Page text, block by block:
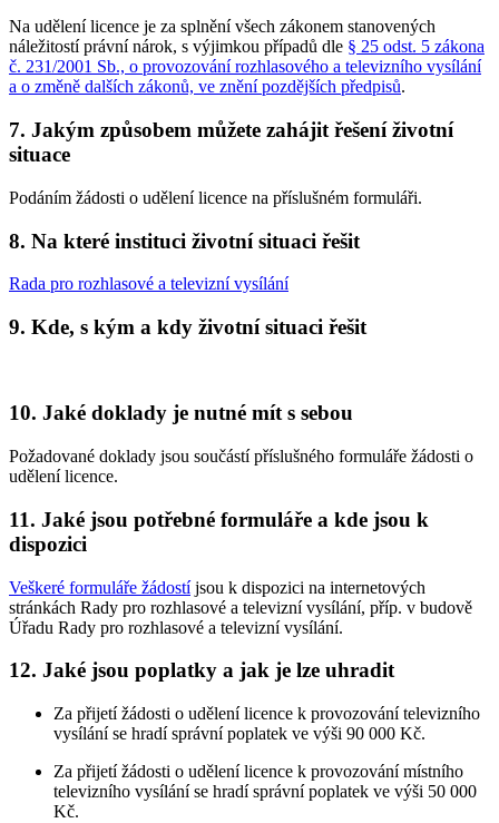
Na udělení licence je za splnění všech zákonem stanovených
náležitostí právní nárok, s výjimkou případů dle § 25 odst. 5 zákona
č. 231/2001 Sb., o provozování rozhlasového a televizního vysílání
a o změně dalších zákonů, ve znění pozdějších předpisů.
7. Jakým způsobem můžete zahájit řešení životní
situace
Podáním žádosti o udělení licence na příslušném formuláři.
8. Na které instituci životní situaci řešit
Rada pro rozhlasové a televizní vysílání
9. Kde, s kým a kdy životní situaci řešit
10. Jaké doklady je nutné mít s sebou
Požadované doklady jsou součástí příslušného formuláře žádosti o
udělení licence.
11. Jaké jsou potřebné formuláře a kde jsou k
dispozici
Veškeré formuláře žádostíjsou k dispozici na internetových
stránkách Rady pro rozhlasové a televizní vysílání, příp. v budově
Úřadu Rady pro rozhlasové a televizní vysílání.
12. Jaké jsou poplatky a jak je lze uhradit
Za přijetí žádosti o udělení licence k provozování televizního
vysílání se hradí správní poplatek ve výši 90 000 Kč.
Za přijetí žádosti o udělení licence k provozování místního
televizního vysílání se hradí správní poplatek ve výši 50 000
Kč.